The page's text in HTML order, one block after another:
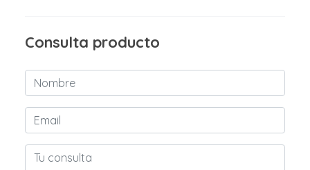
Consulta producto